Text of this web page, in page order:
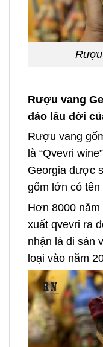
Rượu vang
đáo lâu đời
Rượu vang
là “Qvevri
Georgia được
gốm lớn có tên
Hơn 8000
xuất qvevri ra
nhận là di sản
loại vào năm